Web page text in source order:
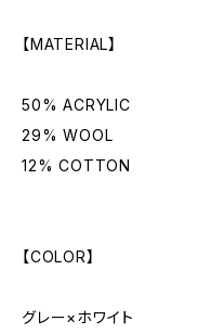
【MATERIAL】
50% ACRYLIC
29% WOOL
12% COTTON
【COLOR】
グレー×ホワイト